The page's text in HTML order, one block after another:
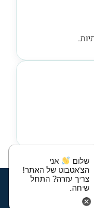
שלום
אני
הצ'אטבוט של האתר!
צריך עזרה? התחל
שיחה.